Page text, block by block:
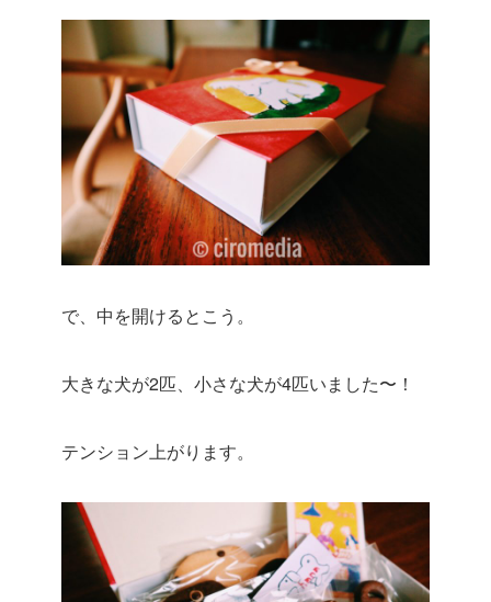
で、中を開けるとこう。
大きな犬が2匹、小さな犬が4匹いました〜！
テンション上がります。